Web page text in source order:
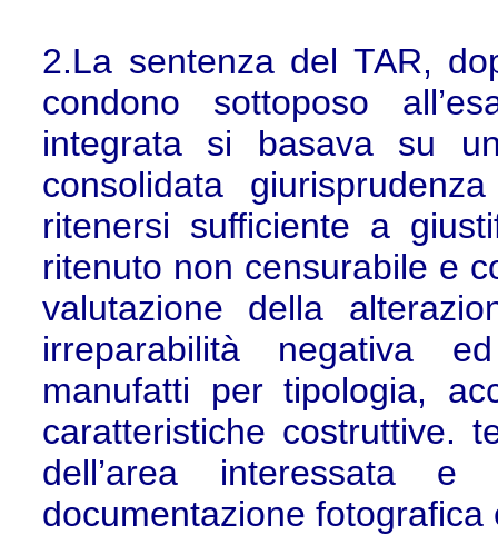
2.La sentenza del TAR,
condono sottoposo
integrata si basava su
consolidata
ritenersi sufficiente a
ritenuto non censurabile e
valutazione della
irreparabilità negativa
manufatti per tipologia,
caratteristiche costruttive.
dell’area interessata
documentazione